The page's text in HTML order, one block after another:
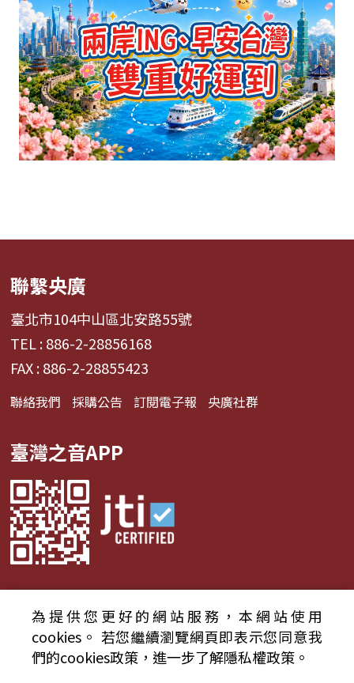
聯繫央廣
臺北市104中山區北安路55號
TEL : 886-2-28856168
FAX : 886-2-28855423
聯絡我們 採購公告 訂閱電子報 央廣社群
臺灣之音APP
© 2024財團法人中央廣播電臺 版權所有
資通安全政策聲明
服務條款 隱私權條款
為提供您更好的網站服務，本網站使用
cookies。 若您繼續瀏覽網頁即表示您同意我
們的cookies政策，進一步了解隱私權政策。